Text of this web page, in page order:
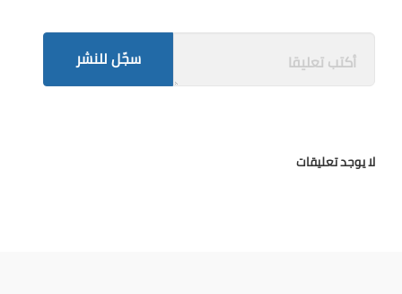
سجّل للنشر
لا يوجد تعليقات